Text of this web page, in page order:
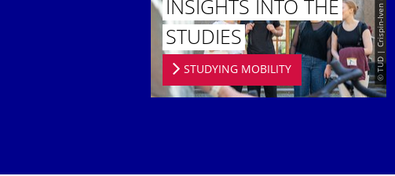
© TUD | Crispin-Iven Mokry
INSIGHTS INTO THE
STUDIES
STUDYING MOBILITY